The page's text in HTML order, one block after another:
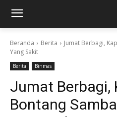
Beranda Berita
Jumat Berbagi,
Yang Sakit
Berita Binmas
Jumat Berbagi,
Bontang